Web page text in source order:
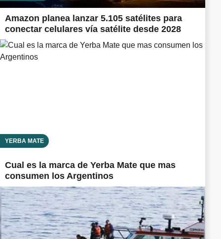
Amazon planea lanzar 5.105 satélites para
conectar celulares vía satélite desde 2028
YERBA MATE
Cual es la marca de Yerba Mate que mas
consumen los Argentinos